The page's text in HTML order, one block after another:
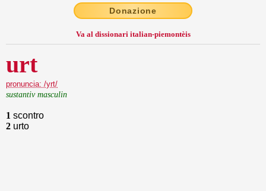
Donazione
Va al dissionari italian-piemontèis
urt
pronuncia: /yrt/
sustantiv masculin
1 scontro
2 urto